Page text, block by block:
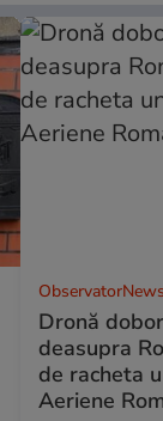
Dronă
deasupra
de racheta
Aeriene